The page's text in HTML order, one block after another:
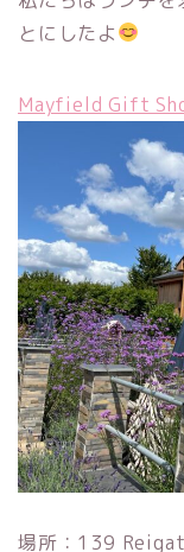
とにしたよ
Mayfield Gift
場所：139